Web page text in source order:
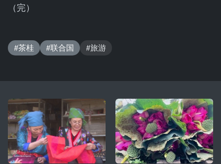
（完）
#茶桂 #联合国 #旅游